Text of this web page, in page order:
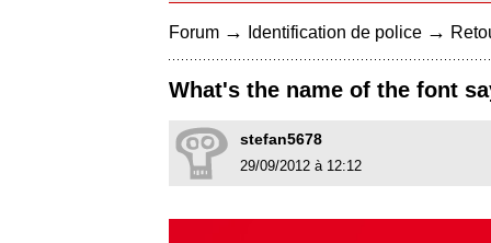
Forum → Identification de police →
What's the name of the font
stefan5678
29/09/2012 à 12:12